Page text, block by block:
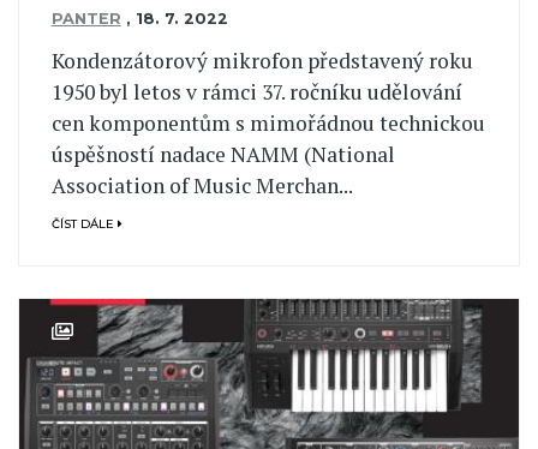
PANTER , 18. 7. 2022
Kondenzátorový mikrofon představený roku
1950 byl letos v rámci 37. ročníku udělování
cen komponentům s mimořádnou technickou
úspěšností nadace NAMM (National
Association of Music Merchan...
ČÍST DÁLE